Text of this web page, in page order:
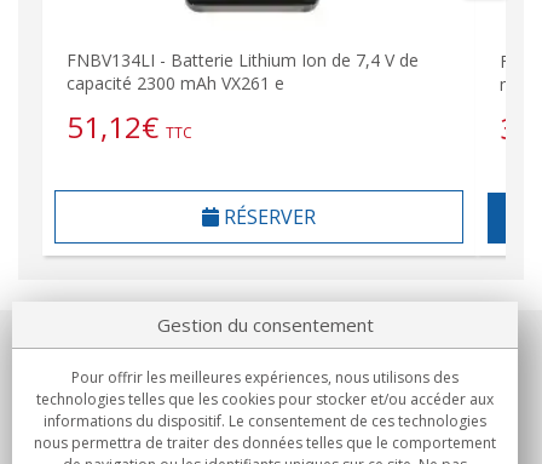
FNBV134LI - Batterie Lithium Ion de 7,4 V de
capacité 2300 mAh VX261 e
51,12€ TTC
RÉSERVER
mAh
Notre société
Engagements
Gestion du consentement
Pour offrir les meilleures expériences, nous utilisons des
technologies telles que les cookies pour stocker et/ou accéder aux
informations du dispositif. Le consentement de ces technologies
nous permettra de traiter des données telles que le comportement